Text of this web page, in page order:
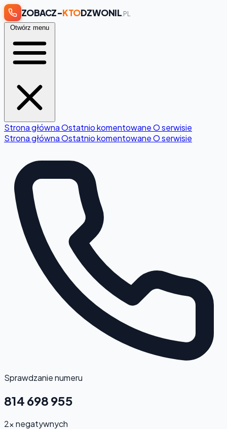
ZOBACZ-KTODZWONIL .PL
Otwórz menu
Strona głównaOstatnio komentowaneO serwisie
Strona głównaOstatnio komentowaneO serwisie
Sprawdzanie numeru
814 698 955
2x negatywnych